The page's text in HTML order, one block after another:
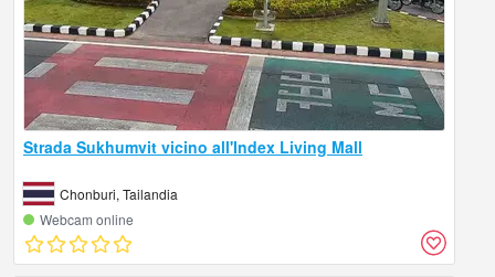
Strada Sukhumvit vicino all'Index Living Mall
Chonburi, Tailandia
Webcam online